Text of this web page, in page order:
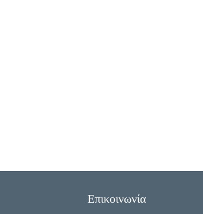
Επικοινωνία